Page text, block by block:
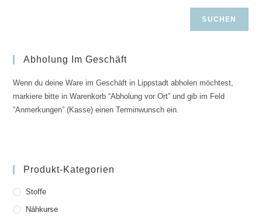
SUCHEN
Abholung Im Geschäft
Wenn du deine Ware im Geschäft in Lippstadt abholen möchtest,
markiere bitte in Warenkorb “Abholung vor Ort” und gib im Feld
“Anmerkungen” (Kasse) einen Terminwunsch ein.
Produkt-Kategorien
Stoffe
Nähkurse